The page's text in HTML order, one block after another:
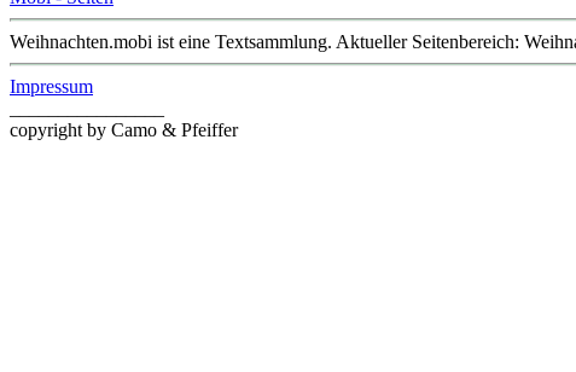
Weihnachten.mobi ist eine Textsammlung. Aktueller Seitenbereich:
Impressum
copyright by Camo & Pfeiffer